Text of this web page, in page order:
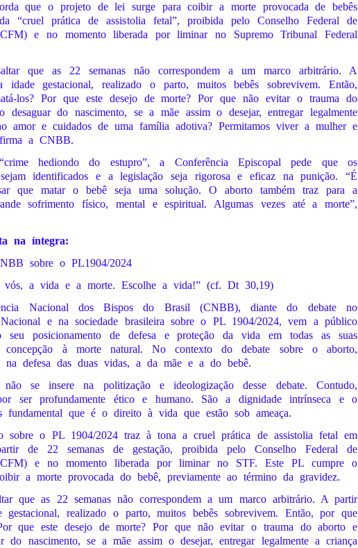
que o projeto de lei surge para coibir a morte provocada de bebês
“cruel prática de assistolia fetal”, proibida pelo Conselho Federal de
e no momento liberada por liminar no Supremo Tribunal Federal
que as 22 semanas não correspondem a um marco arbitrário. A
idade gestacional, realizado o parto, muitos bebês sobrevivem. Então,
los? Por que este desejo de morte? Por que não evitar o trauma do
desaguar do nascimento, se a mãe assim o desejar, entregar legalmente
amor e cuidados de uma família adotiva? Permitamos viver a mulher e
a CNBB.
hediondo do estupro”, a Conferência Episcopal pede que os
sejam identificados e a legislação seja rigorosa e eficaz na punição. “É
que matar o bebê seja uma solução. O aborto também traz para a
sofrimento físico, mental e espiritual. Algumas vezes até a morte”,
na íntegra:
sobre o PL1904/2024
vós, a vida e a morte. Escolhe a vida!” (cf. Dt 30,19)
Nacional dos Bispos do Brasil (CNBB), diante do debate no
Nacional e na sociedade brasileira sobre o PL 1904/2024, vem a público
seu posicionamento de defesa e proteção da vida em todas as suas
concepção à morte natural. No contexto do debate sobre o aborto,
na defesa das duas vidas, a da mãe e a do bebê.
se insere na politização e ideologização desse debate. Contudo,
ser profundamente ético e humano. São a dignidade intrínseca e o
fundamental que é o direito à vida que estão sob ameaça.
sobre o PL 1904/2024 traz à tona a cruel prática de assistolia fetal em
de 22 semanas de gestação, proibida pelo Conselho Federal de
e no momento liberada por liminar no STF. Este PL cumpre o
a morte provocada do bebê, previamente ao término da gravidez.
que as 22 semanas não correspondem a um marco arbitrário. A partir
gestacional, realizado o parto, muitos bebês sobrevivem. Então, por que
que este desejo de morte? Por que não evitar o trauma do aborto e
do nascimento, se a mãe assim o desejar, entregar legalmente a criança